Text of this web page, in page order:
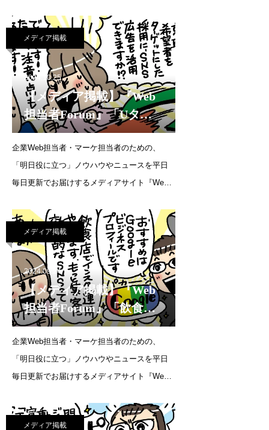
れました。連載企画：SNS運用の質問教室Xを
運用して3ヶ月。いいねもほとんどつかず、反
応もとれません。
メディア掲載
2024.10.25
【メディア掲載】『Web
担当者Forum』「Uター
ン就職希望者をターゲッ
トにした採用に、SNS広
告を活用できますか？」
（2024年10月24日）
企業Web担当者・マーケ担当者のための、
「明日役に立つ」ノウハウやニュースを平日
毎日更新でお届けするメディアサイト『Web
れました。連載企画：SNS運用の質問教室Uタ
ーン就職希望者をターゲットにした採用に、
SNS広告を活用で
メディア掲載
2024.09.24
【メディア掲載】『Web
担当者Forum』「飲食店
でInstagramを運用してい
ますが、もっと集客を増
やしたいです。ほかに効
果的なSNSはあります
企業Web担当者・マーケ担当者のための、
「明日役に立つ」ノウハウやニュースを平日
毎日更新でお届けするメディアサイト『Web
れました。連載企画：SNS運用の質問教室飲
メディア掲載